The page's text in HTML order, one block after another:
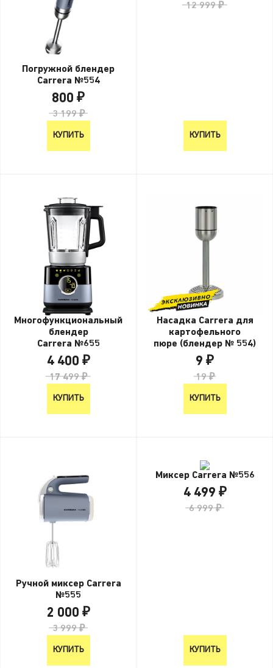
Погружной блендер
Carrera №554
800 ₽
3 199 ₽
КУПИТЬ
12 999 ₽
КУПИТЬ
Многофункциональный
блендер
Carrera №655
4 400 ₽
17 499 ₽
КУПИТЬ
Насадка Carrera для
картофельного
пюре (блендер № 554)
9 ₽
19 ₽
КУПИТЬ
Ручной миксер Carrera
№555
2 000 ₽
3 999 ₽
КУПИТЬ
Миксер Carrera №556
4 499 ₽
6 999 ₽
КУПИТЬ